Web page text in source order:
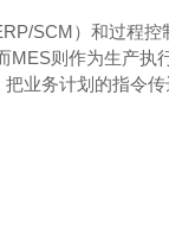
SCM）和过程
MES则作为生产
业务计划的指令